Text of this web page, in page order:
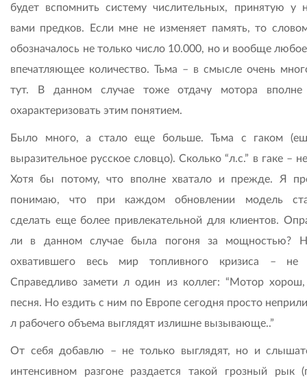
будет вспомнить систему числительных, принятую у
вами предков. Если мне не изменяет память, то
обозначалось не только число 10.000, но и вообще
впечатляющее количество. Тьма – в смысле очень
тут. В данном случае тоже отдачу мотора
охарактеризовать этим понятием.
Было много, а стало еще больше. Тьма с гаком
выразительное русское словцо). Сколько “л.с.” в гаке –
Хотя бы потому, что вполне хватало и прежде. Я
понимаю, что при каждом обновлении модель
сделать еще более привлекательной для клиентов.
ли в данном случае была погоня за мощностью?
охватившего весь мир топливного кризиса – не
Справедливо замети л один из коллег: “Мотор хорош,
песня. Но ездить с ним по Европе сегодня просто
л рабочего объема выглядят излишне вызывающе..”
От себя добавлю – не только выглядят, но и
интенсивном разгоне раздается такой грозный рык